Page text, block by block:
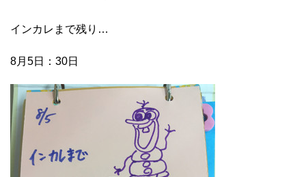
インカレまで残り…
8月5日：30日